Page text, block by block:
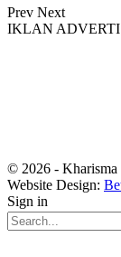
Prev Next
IKLAN
© 2026 - Kharisma
Website Design:
Sign in